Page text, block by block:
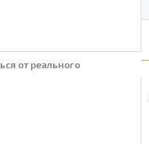
от реального